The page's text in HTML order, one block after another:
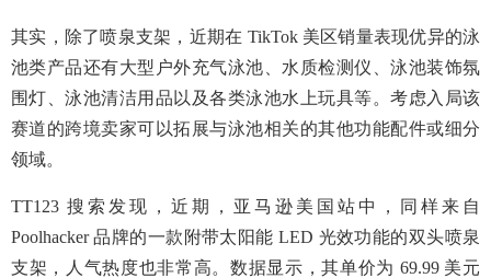
其实，除了喷泉支架，近期在 TikTok 美区销量表现优异的泳
池类产品还有大型户外充气泳池、水质检测仪、泳池装饰氛
围灯、泳池清洁用品以及各类泳池水上玩具等。考虑入局该
赛道的跨境卖家可以拓展与泳池相关的其他功能配件或细分
领域。
TT123 搜索发现，近期，亚马逊美国站中，同样来自
Poolhacker 品牌的一款附带太阳能 LED 光效功能的双头喷泉
支架，人气热度也非常高。数据显示，其单价为 69.99 美元